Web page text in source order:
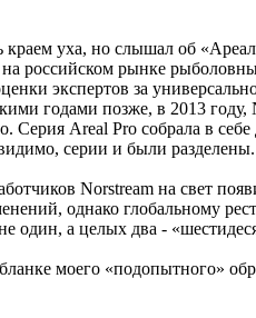
уха, но слышал об
российском рынке
экспертов за
годами позже, в 2013
Areal Pro собрала в
серии и были разделены.
Norstream на свет
однако глобальному
один, а целых два -
моего «подопытного»